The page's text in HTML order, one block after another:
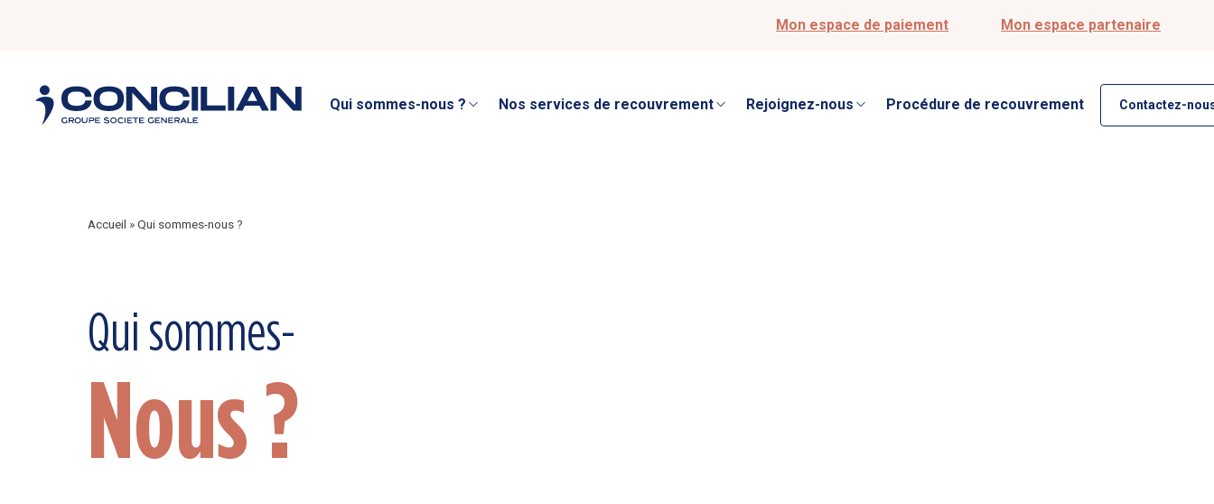
Mon espace de paiement Mon espace partenaire
Qui sommes-nous ? Nos services de recouvrement Rejoignez-nous Procédure de recouvrement Contactez-
Accueil »Qui sommes-nous ?
Qui sommes-
Nous ?